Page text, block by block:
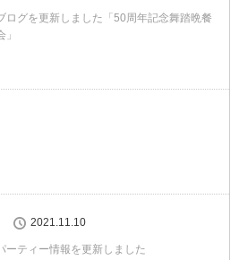
ログを更新しました「50周年記念舞踏晩餐
」
2021.11.10
ーティー情報を更新しました